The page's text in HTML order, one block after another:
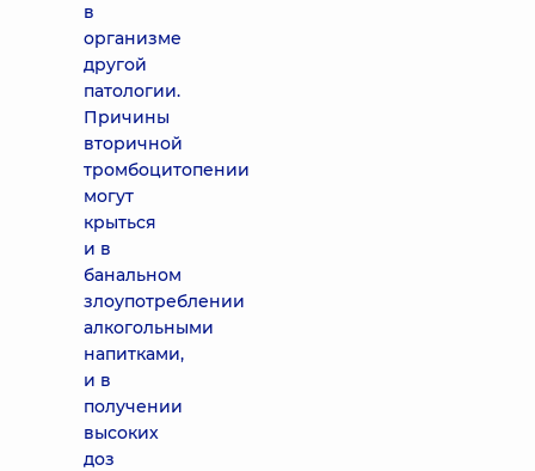
в
организме
другой
патологии.
Причины
вторичной
тромбоцитопении
могут
крыться
и в
банальном
злоупотреблении
алкогольными
напитками,
и в
получении
высоких
доз